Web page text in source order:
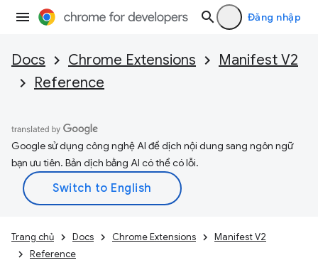
Đăng nhập
Docs Chrome Extensions
Manifest V2
Reference
Google sử dụng công nghệ AI để dịch nội dung sang ngôn ngữ
bạn ưu tiên. Bản dịch bằng AI có thể có lỗi.
Trang chủ Docs Chrome Extensions
Manifest V2
Reference